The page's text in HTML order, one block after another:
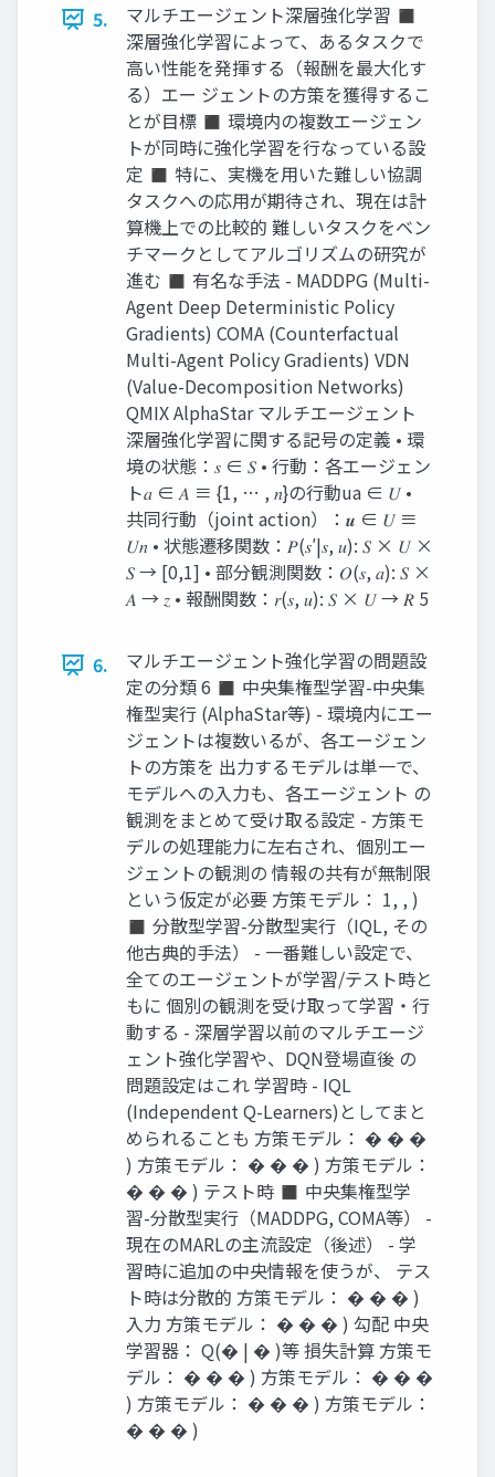
5.
マルチエージェント深層強化学習 ◼
深層強化学習によって、あるタスクで
高い性能を発揮する（報酬を最大化す
る）エー ジェントの方策を獲得するこ
とが目標 ◼ 環境内の複数エージェン
トが同時に強化学習を行なっている設
定 ◼ 特に、実機を用いた難しい協調
タスクへの応用が期待され、現在は計
算機上での比較的 難しいタスクをベン
チマークとしてアルゴリズムの研究が
進む ◼ 有名な手法 - MADDPG (Multi-
Agent Deep Deterministic Policy
Gradients) COMA (Counterfactual
Multi-Agent Policy Gradients) VDN
(Value-Decomposition Networks)
QMIX AlphaStar マルチエージェント
深層強化学習に関する記号の定義 • 環
境の状態：𝑠 ∈ 𝑆 • 行動：各エージェン
ト𝑎 ∈ 𝐴 ≡ {1, … , 𝑛}の行動ua ∈ 𝑈 •
共同行動（joint action）：𝒖 ∈ 𝑈 ≡
𝑈𝑛 • 状態遷移関数：𝑃(𝑠′|𝑠, 𝑢): 𝑆 × 𝑈 ×
𝑆 → [0,1] • 部分観測関数：𝑂(𝑠, 𝑎): 𝑆 ×
𝐴 → 𝑧 • 報酬関数：𝑟(𝑠, 𝑢): 𝑆 × 𝑈 → 𝑅 5
6.
マルチエージェント強化学習の問題設
定の分類 6 ◼ 中央集権型学習-中央集
権型実行 (AlphaStar等) - 環境内にエー
ジェントは複数いるが、各エージェン
トの方策を 出力するモデルは単一で、
モデルへの入力も、各エージェント の
観測をまとめて受け取る設定 - 方策モ
デルの処理能力に左右され、個別エー
ジェントの観測の 情報の共有が無制限
という仮定が必要 方策モデル： 1, , )
◼ 分散型学習-分散型実行（IQL, その
他古典的手法） - 一番難しい設定で、
全てのエージェントが学習/テスト時と
もに 個別の観測を受け取って学習・行
動する - 深層学習以前のマルチエージ
ェント強化学習や、DQN登場直後 の
問題設定はこれ 学習時 - IQL
(Independent Q-Learners)としてまと
められることも ⽅策モデル： � � �
) ⽅策モデル： � � � ) ⽅策モデル：
� � � ) テスト時 ◼ 中央集権型学
習-分散型実行（MADDPG, COMA等） -
現在のMARLの主流設定（後述） - 学
習時に追加の中央情報を使うが、 テス
ト時は分散的 ⽅策モデル： � � � )
⼊⼒ ⽅策モデル： � � � ) 勾配 中央
学習器： Q(� | � )等 損失計算 ⽅策モ
デル： � � � ) ⽅策モデル： � � �
) ⽅策モデル： � � � ) ⽅策モデル：
� � � )